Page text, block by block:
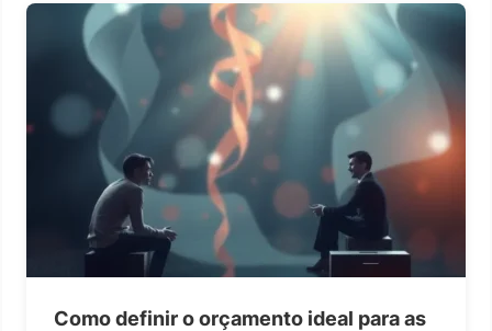
Como definir o orçamento ideal para as